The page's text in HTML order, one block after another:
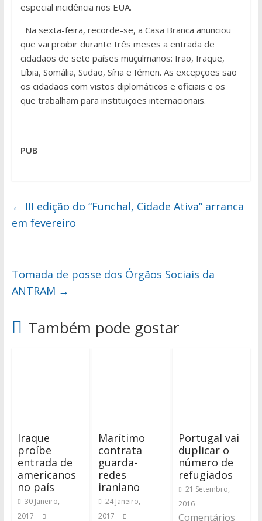
especial incidência nos EUA.
Na sexta-feira, recorde-se, a Casa Branca anunciou
que vai proibir durante três meses a entrada de
cidadãos de sete países muçulmanos: Irão, Iraque,
Líbia, Somália, Sudão, Síria e Iémen. As excepções são
os cidadãos com vistos diplomáticos e oficiais e os
que trabalham para instituições internacionais.
PUB
← III edição do “Funchal, Cidade Ativa” arranca
em fevereiro
Tomada de posse dos Órgãos Sociais da
ANTRAM →
Também pode gostar
Iraque
proíbe
entrada de
americanos
no país
30 Janeiro,
2017
Marítimo
contrata
guarda-
redes
iraniano
24 Janeiro,
2017
Portugal vai
duplicar o
número de
refugiados
21 Setembro,
2016
Comentários